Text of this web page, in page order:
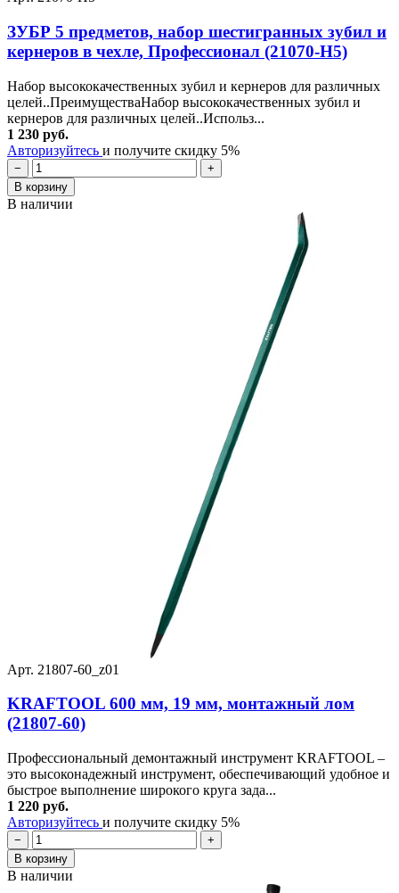
ЗУБР 5 предметов, набор шестигранных зубил и
кернеров в чехле, Профессионал (21070-H5)
Набор высококачественных зубил и кернеров для различных
целей..ПреимуществаНабор высококачественных зубил и
кернеров для различных целей..Использ...
1 230 руб.
Авторизуйтесь и получите скидку 5%
−
+
В корзину
В наличии
Арт. 21807-60_z01
KRAFTOOL 600 мм, 19 мм, монтажный лом
(21807-60)
Профессиональный демонтажный инструмент KRAFTOOL –
это высоконадежный инструмент, обеспечивающий удобное и
быстрое выполнение широкого круга зада...
1 220 руб.
Авторизуйтесь и получите скидку 5%
−
+
В корзину
В наличии